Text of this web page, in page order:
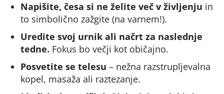
Napišite, česa si ne želite več v življenju in
to simbolično zažgite (na varnem!).
Uredite svoj urnik ali načrt za naslednje
tedne. Fokus bo večji kot običajno.
Posvetite se telesu – nežna razstrupljevalna
kopel, masaža ali raztezanje.